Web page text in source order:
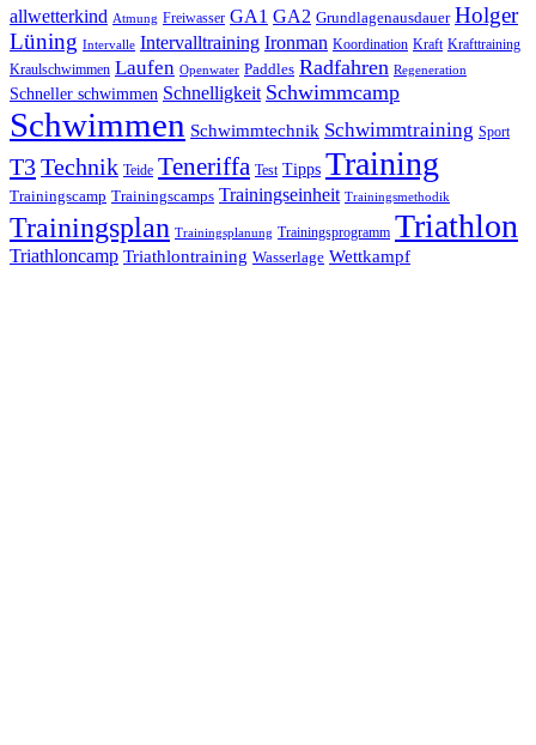
allwetterkind Atmung Freiwasser GA1 GA2 Grundlagenausdauer Holger
Lüning Intervalle Intervalltraining Ironman Koordination Kraft Krafttraining
Kraulschwimmen Laufen Openwater Paddles Radfahren Regeneration
Schneller schwimmen Schnelligkeit Schwimmcamp
Schwimmen Schwimmtechnik Schwimmtraining Sport
T3Technik Teide Teneriffa Test Tipps Training
Trainingscamp Trainingscamps Trainingseinheit Trainingsmethodik
Trainingsplan Trainingsplanung Trainingsprogramm Triathlon
Triathloncamp Triathlontraining Wasserlage Wettkampf